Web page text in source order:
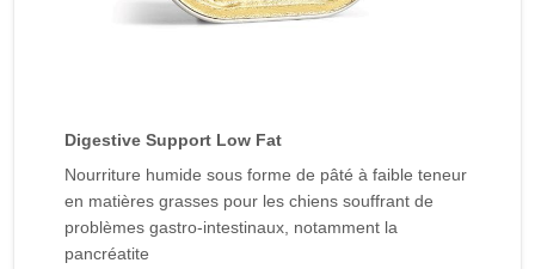
Digestive Support Low Fat
Nourriture humide sous forme de pâté à faible teneur
en matières grasses pour les chiens souffrant de
problèmes gastro-intestinaux, notamment la
pancréatite